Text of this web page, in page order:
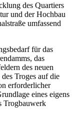
des Quartiers
und der Hochbau
umfassend
für das
das
des neuen
Troges auf die
erforderlicher
eines eigens
Trogbauwerk